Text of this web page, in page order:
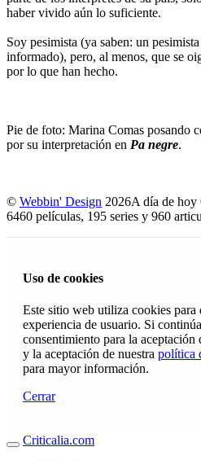
haber vivido aún lo suficiente.
Soy pesimista (ya saben: un
informado), pero, al menos, que se
por lo que han hecho.
Pie de foto: Marina Comas posando
por su interpretación en Pa negre.
© Webbin' Design 2026A día de hoy
6460 películas, 195 series y 960
Uso de cookies
Este sitio web utiliza cookies para
experiencia de usuario. Si
consentimiento para la aceptación
y la aceptación de nuestra política
para mayor información.
Cerrar
Criticalia.com